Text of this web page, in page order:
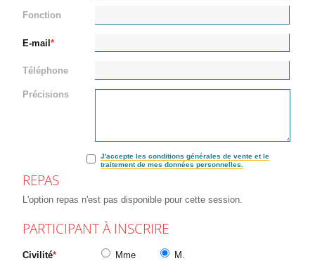
Fonction
E-mail
Téléphone
Précisions
J'accepte les conditions générales de vente et le
traitement de mes données personnelles.
REPAS
L'option repas n'est pas disponible pour cette session.
PARTICIPANT À INSCRIRE
Civilité Mme M.